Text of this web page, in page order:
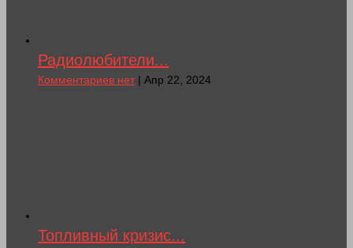
Радиолюбители...
Комментариев нет| Апр 22, 2024
Топливный кризис...